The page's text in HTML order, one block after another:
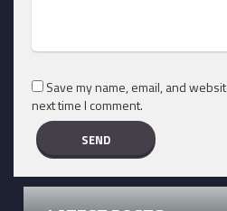
Save my name, email, and
next time I comment.